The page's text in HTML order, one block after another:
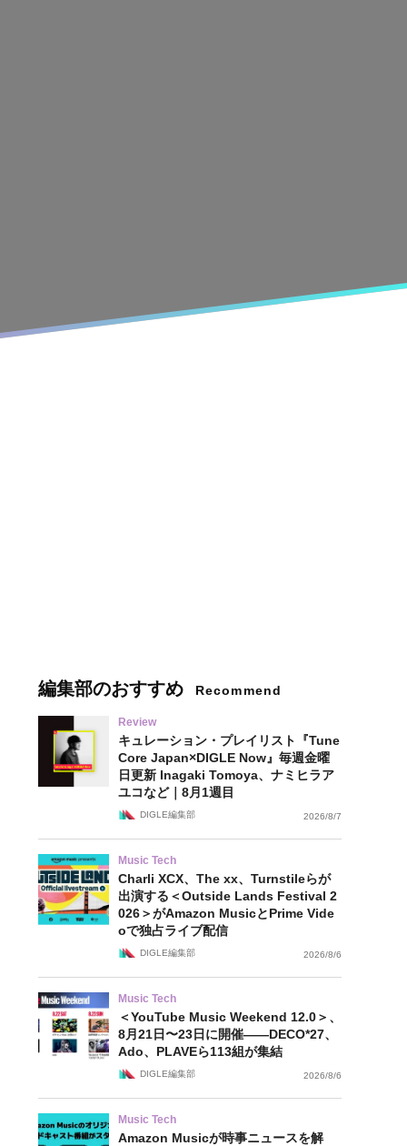
編集部のおすすめ Recommend
Review
キュレーション・プレイリスト『Tune
Core Japan×DIGLE Now』毎週金曜
日更新 Inagaki Tomoya、ナミヒラア
ユコなど｜8月1週目
DIGLE編集部 2026/8/7
Music Tech
Charli XCX、The xx、Turnstileらが
出演する＜Outside Lands Festival 2
026＞がAmazon MusicとPrime Vide
oで独占ライブ配信
DIGLE編集部 2026/8/6
Music Tech
＜YouTube Music Weekend 12.0＞、
8月21日〜23日に開催——DECO*27、
Ado、PLAVEら113組が集結
DIGLE編集部 2026/8/6
Music Tech
Amazon Musicが時事ニュースを解